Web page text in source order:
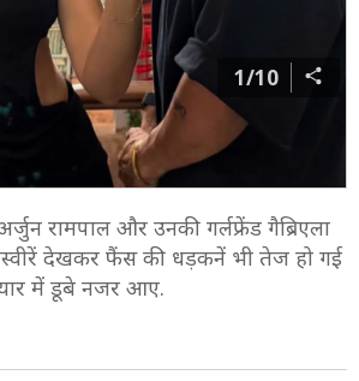
1/10
रामपाल और उनकी गर्लफ्रेंड गैब्रिएला
देखकर फैंस की धड़कनें भी तेज हो गई
में डूबे नजर आए.